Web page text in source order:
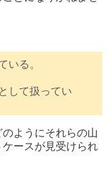
いる。
して扱ってい
ようにそれらの山
ースが見受けられ